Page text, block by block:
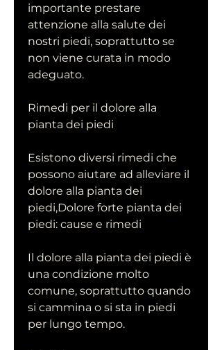
importante prestare
attenzione alla salute dei
nostri piedi, soprattutto se
non viene curata in modo
adeguato.
Rimedi per il dolore alla
pianta dei piedi
Esistono diversi rimedi che
possono aiutare ad alleviare il
dolore alla pianta dei
piedi,Dolore forte pianta dei
piedi: cause e rimedi
Il dolore alla pianta dei piedi è
una condizione molto
comune, soprattutto quando
si cammina o si sta in piedi
per lungo tempo.